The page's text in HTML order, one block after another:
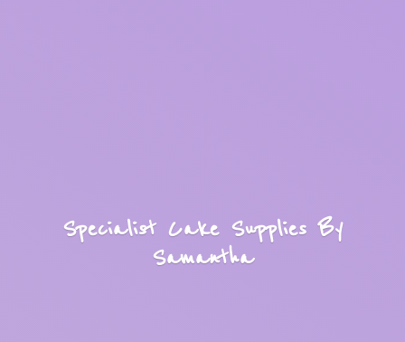
Specialist Cake SuppliesBy
Samantha